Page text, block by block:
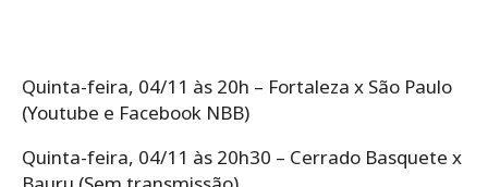
Quinta-feira, 04/11 às 20h – Fortaleza x São Paulo
(Youtube e Facebook NBB)
Quinta-feira, 04/11 às 20h30 – Cerrado Basquete x